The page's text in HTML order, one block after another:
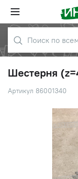
Шестерня
Артикул 86001340